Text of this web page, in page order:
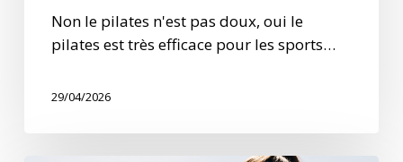
Non le pilates n'est pas doux, oui le
pilates est très efficace pour les sports…
29/04/2026